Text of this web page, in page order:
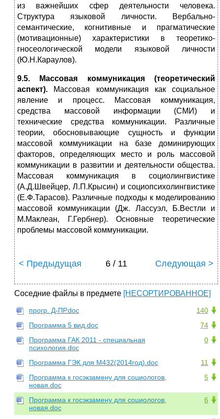
из важнейших сфер деятельности человека.
Структура языковой личности. Вербально-
семантические, когнитивные и прагматические
(мотивационные) характеристики в теоретико-
гносеологической модели языковой личности
(Ю.Н.Караулов).
9.5. Массовая коммуникация (теоретический
аспект).
Массовая коммуникация как социальное
явление и процесс. Массовая коммуникация,
средства массовой информации (СМИ) и
технические средства коммуникации. Различные
теории, обосновывающие сущность и функции
массовой коммуникации на базе доминирующих
факторов, определяющих место и роль массовой
коммуникации в развитии и деятельности общества.
Массовая коммуникация в социолингвистике
(А.Д.Швейцер, Л.П.Крысин) и социопсихолингвистике
(Е.Ф.Тарасов). Различные подходы к моделированию
массовой коммуникации (Дж. Лассуэл, Б.Вестли и
М.Маклеан, Г.Гербнер). Основные теоретические
проблемы массовой коммуникации.
< Предыдущая 6 / 11 Следующая >
Соседние файлы в предмете [НЕСОРТИРОВАННОЕ]
140
прогр. Д-ПР.doc
74
Программа 5 вид.doc
0
Программа ГАК 2011 - специальная
психология.doc
11
Программа ГЭК для М432(2014год).doc
5
Программа к госэкзамену для социологов,
новая.doc
6
Программа к госэкзамену для социологов,
новая.doc